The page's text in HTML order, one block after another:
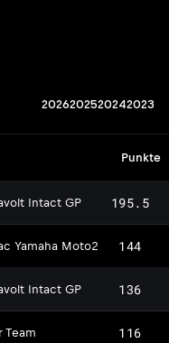
2026202520242023
Punkte
Intact GP 195.5
Yamaha Moto2 144
Intact GP 136
Team 116